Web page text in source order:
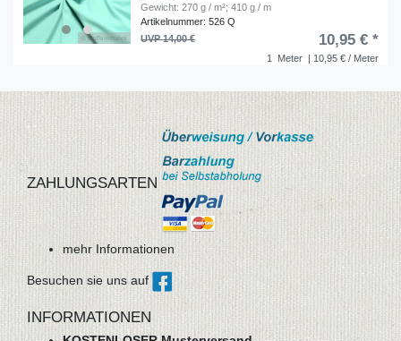
Gewicht: 270 g / m²; 410 g / m
Artikelnummer: 526 Q
1 Meter | 10,95 € / Meter
UVP 14,00 € 10,95 € *
ZAHLUNGSARTEN
mehr Informationen
Besuchen sie uns auf
INFORMATIONEN